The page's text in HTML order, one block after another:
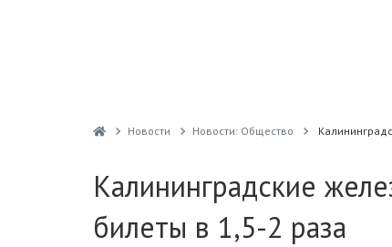
Новости Новости: Общество
Калининградские
билеты в 1,5-2 раза